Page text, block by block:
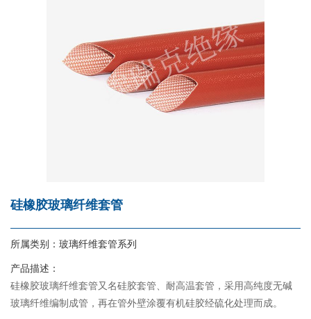
硅橡胶玻璃纤维套管
所属类别： 玻璃纤维套管系列
产品描述：
硅橡胶玻璃纤维套管又名硅胶套管、耐高温套管，采用高纯度无碱
玻璃纤维编制成管，再在管外壁涂覆有机硅胶经硫化处理而成。